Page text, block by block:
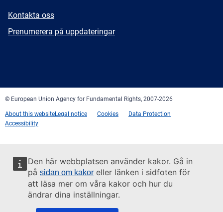
Den här webbplatsen använder kakor. Gå in
på sidan om kakor eller länken i sidfoten för
att läsa mer om våra kakor och hur du
ändrar dina inställningar.
E-
Kontakta oss
Newsletter
Prenumerera på uppdateringar
© European Union Agency for Fundamental Rights, 2007-2026
About this websiteLegal notice Cookies
Data Protection
Accessibility